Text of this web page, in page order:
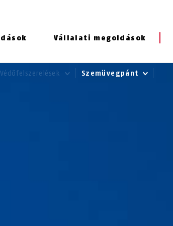
Vállalati megoldások
Szemüvegpánt